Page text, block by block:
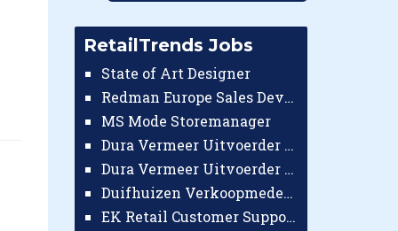
RetailTrends Jobs
State of Art Designer
Redman Europe Sales Developer (Europe)
MS Mode Storemanager
Dura Vermeer Uitvoerder GWW Amsterdam
Dura Vermeer Uitvoerder Civiel Nijmegen
Duifhuizen Verkoopmedewerker Ridderkerk
EK Retail Customer Support Omnichannel